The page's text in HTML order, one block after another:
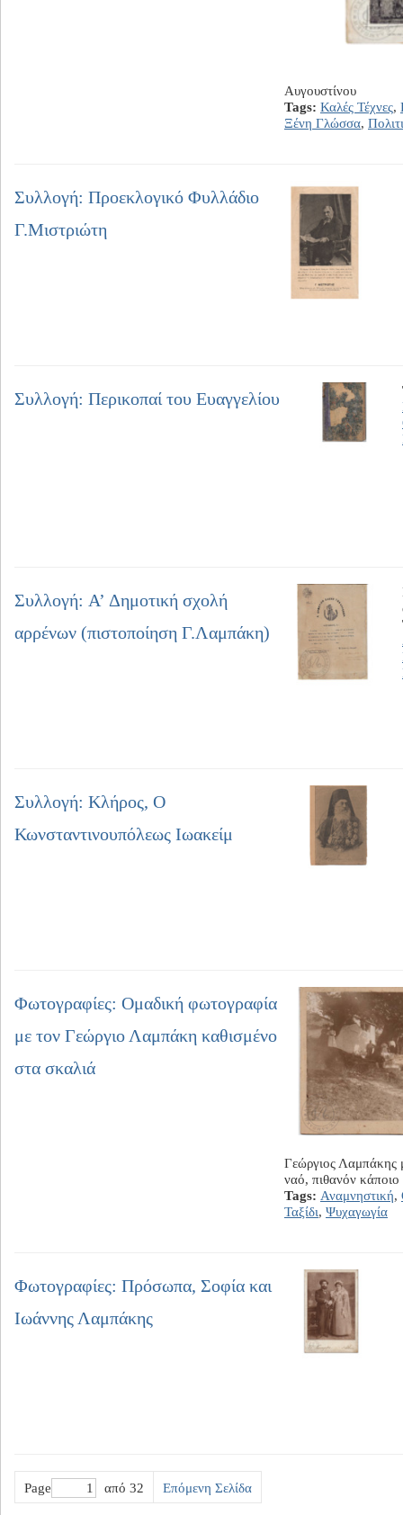
Αυγουστίνου
Tags: Καλές Τέχνες,
Ξένη Γλώσσα,
Συλλογή: Προεκλογικό Φυλλάδιο
Γ.Μιστριώτη
Συλλογή: Περικοπαί του Ευαγγελίου
Συλλογή: A’ Δημοτική σχολή
αρρένων (πιστοποίηση Γ.Λαμπάκη)
Συλλογή: Κλήρος, Ο
Κωνσταντινουπόλεως Ιωακείμ
Φωτογραφίες: Ομαδική φωτογραφία
με τον Γεώργιο Λαμπάκη καθισμένο
στα σκαλιά
Γεώργιος Λαμπάκης
ναό, πιθανόν κάποιο
Tags: Αναμνηστική,
Ταξίδι, Ψυχαγωγία
Φωτογραφίες: Πρόσωπα, Σοφία και
Ιωάννης Λαμπάκης
Page από 32 Επόμενη Σελίδα